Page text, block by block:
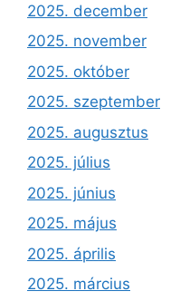
2025. december
2025. november
2025. október
2025. szeptember
2025. augusztus
2025. július
2025. június
2025. május
2025. április
2025. március